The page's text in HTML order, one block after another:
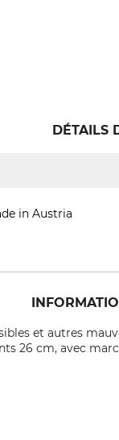
DÉTAILS
in Austria
et autres
26 cm, avec